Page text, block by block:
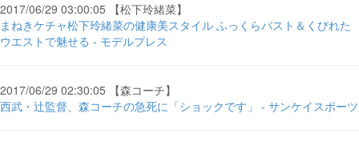
2017/06/29 03:00:05 【松下玲緒菜】
まねきケチャ松下玲緒菜の健康美スタイル ふっくらバスト＆くびれた
ウエストで魅せる - モデルプレス
2017/06/29 02:30:05 【森コーチ】
西武・辻監督、森コーチの急死に「ショックです」 - サンケイスポーツ